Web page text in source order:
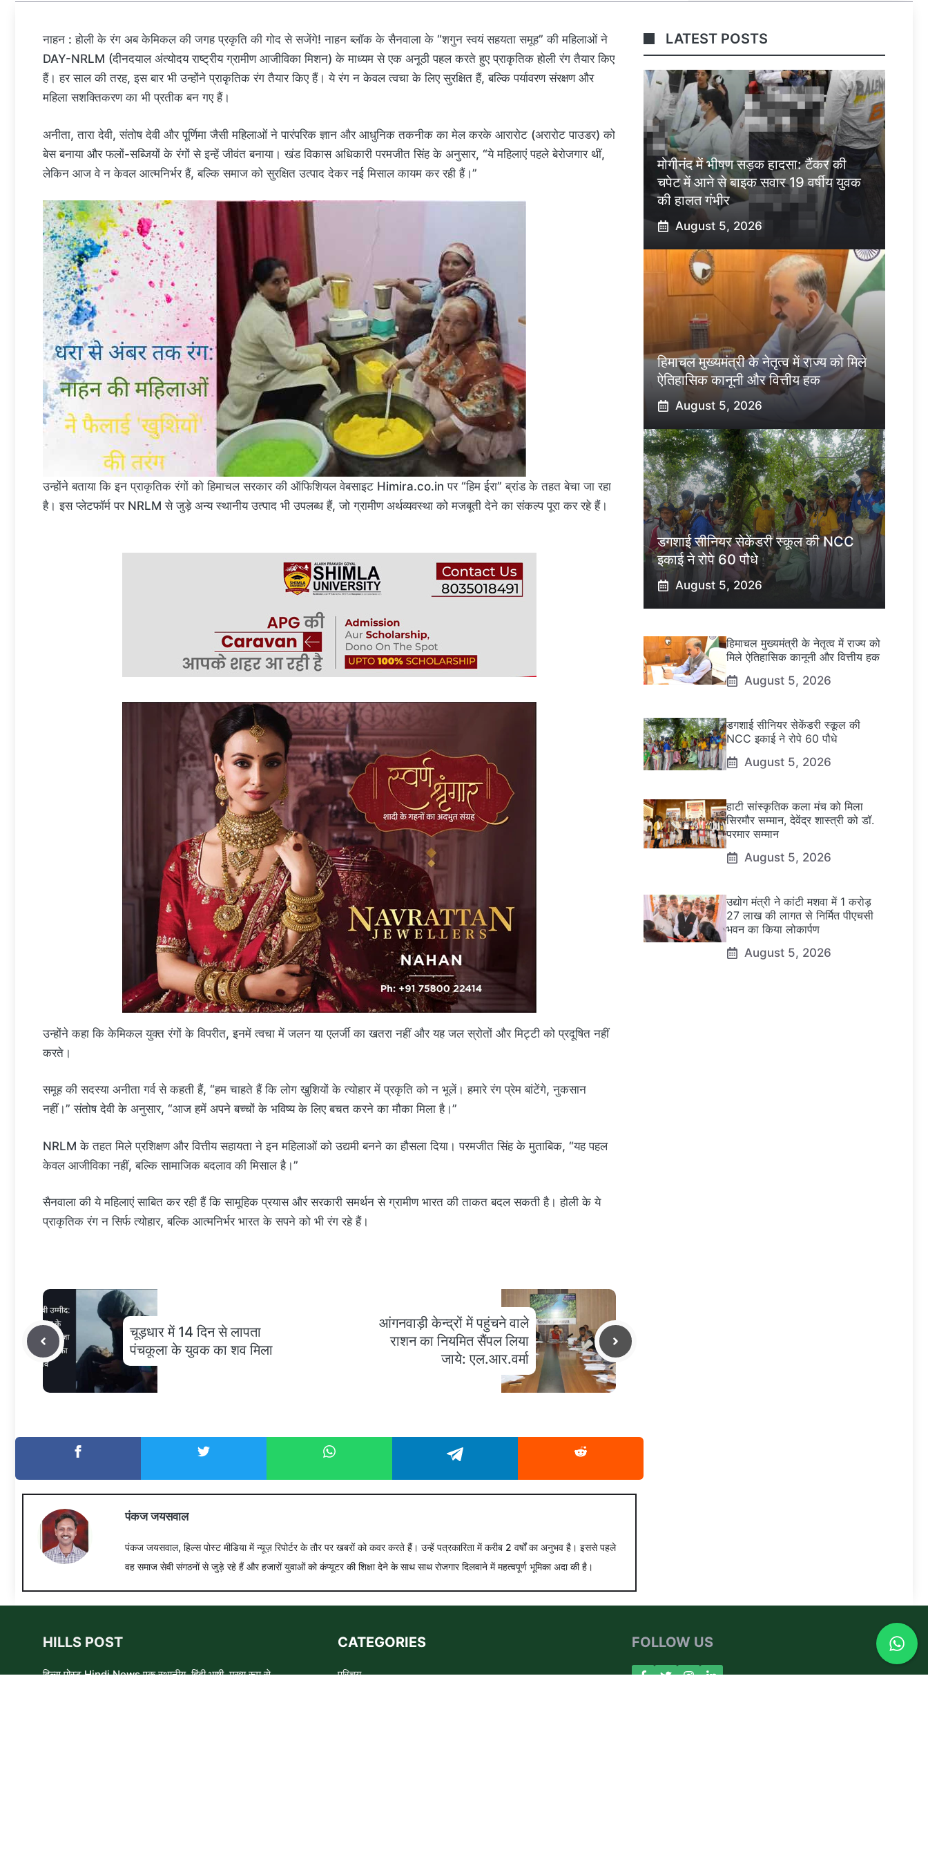
नाहन : होली के रंग अब केमिकल की जगह प्रकृति की गोद से सजेंगे! नाहन ब्लॉक के सैनवाला के “शगुन स्वयं सहयता समूह” की महिलाओं ने
DAY-NRLM (दीनदयाल अंत्योदय राष्ट्रीय ग्रामीण आजीविका मिशन) के माध्यम से एक अनूठी पहल करते हुए प्राकृतिक होली रंग तैयार किए
हैं। हर साल की तरह, इस बार भी उन्होंने प्राकृतिक रंग तैयार किए हैं। ये रंग न केवल त्वचा के लिए सुरक्षित हैं, बल्कि पर्यावरण संरक्षण और
महिला सशक्तिकरण का भी प्रतीक बन गए हैं।
अनीता, तारा देवी, संतोष देवी और पूर्णिमा जैसी महिलाओं ने पारंपरिक ज्ञान और आधुनिक तकनीक का मेल करके आरारोट (अरारोट पाउडर) को
बेस बनाया और फलों-सब्जियों के रंगों से इन्हें जीवंत बनाया। खंड विकास अधिकारी परमजीत सिंह के अनुसार, “ये महिलाएं पहले बेरोजगार थीं,
लेकिन आज वे न केवल आत्मनिर्भर हैं, बल्कि समाज को सुरक्षित उत्पाद देकर नई मिसाल कायम कर रही हैं।”
उन्होंने बताया कि इन प्राकृतिक रंगों को हिमाचल सरकार की ऑफिशियल वेबसाइट Himira.co.in पर “हिम ईरा” ब्रांड के तहत बेचा जा रहा
है। इस प्लेटफॉर्म पर NRLM से जुड़े अन्य स्थानीय उत्पाद भी उपलब्ध हैं, जो ग्रामीण अर्थव्यवस्था को मजबूती देने का संकल्प पूरा कर रहे हैं।
उन्होंने कहा कि केमिकल युक्त रंगों के विपरीत, इनमें त्वचा में जलन या एलर्जी का खतरा नहीं और यह जल स्रोतों और मिट्टी को प्रदूषित नहीं
करते।
समूह की सदस्या अनीता गर्व से कहती हैं, “हम चाहते हैं कि लोग खुशियों के त्योहार में प्रकृति को न भूलें। हमारे रंग प्रेम बांटेंगे, नुकसान
नहीं।” संतोष देवी के अनुसार, “आज हमें अपने बच्चों के भविष्य के लिए बचत करने का मौका मिला है।”
NRLM के तहत मिले प्रशिक्षण और वित्तीय सहायता ने इन महिलाओं को उद्यमी बनने का हौसला दिया। परमजीत सिंह के मुताबिक, “यह पहल
केवल आजीविका नहीं, बल्कि सामाजिक बदलाव की मिसाल है।”
सैनवाला की ये महिलाएं साबित कर रही हैं कि सामूहिक प्रयास और सरकारी समर्थन से ग्रामीण भारत की ताकत बदल सकती है। होली के ये
प्राकृतिक रंग न सिर्फ त्योहार, बल्कि आत्मनिर्भर भारत के सपने को भी रंग रहे हैं।
चूड़धार में 14 दिन से लापता
पंचकूला के युवक का शव मिला
आंगनवाड़ी केन्द्रों में पहुंचने वाले
राशन का नियमित सैंपल लिया
जाये: एल.आर.वर्मा
पंकज जयसवाल
पंकज जयसवाल, हिल्स पोस्ट मीडिया में न्यूज़ रिपोर्टर के तौर पर खबरों को कवर करते हैं। उन्हें पत्रकारिता में करीब 2 वर्षों का अनुभव है। इससे पहले
वह समाज सेवी संगठनों से जुड़े रहे हैं और हजारों युवाओं को कंप्यूटर की शिक्षा देने के साथ साथ रोजगार दिलवाने में महत्वपूर्ण भूमिका अदा की है।
LATEST POSTS
मोगीनंद में भीषण सड़क हादसा: टैंकर की
चपेट में आने से बाइक सवार 19 वर्षीय युवक
की हालत गंभीर
August 5, 2026
हिमाचल मुख्यमंत्री के नेतृत्व में राज्य को मिले
ऐतिहासिक कानूनी और वित्तीय हक
August 5, 2026
डगशाई सीनियर सेकेंडरी स्कूल की NCC
इकाई ने रोपे 60 पौधे
August 5, 2026
हिमाचल मुख्यमंत्री के नेतृत्व में राज्य को
मिले ऐतिहासिक कानूनी और वित्तीय हक
August 5, 2026
डगशाई सीनियर सेकेंडरी स्कूल की
NCC इकाई ने रोपे 60 पौधे
August 5, 2026
हाटी सांस्कृतिक कला मंच को मिला
सिरमौर सम्मान, देवेंद्र शास्त्री को डॉ.
परमार सम्मान
August 5, 2026
उद्योग मंत्री ने कांटी मशवा में 1 करोड़
27 लाख की लागत से निर्मित पीएचसी
भवन का किया लोकार्पण
August 5, 2026
HILLS POST
हिल्स पोस्ट Hindi News एक स्थानीय, हिंदी भाषी, मुख्य रूप से
CATEGORIES
परिचय
FOLLOW US